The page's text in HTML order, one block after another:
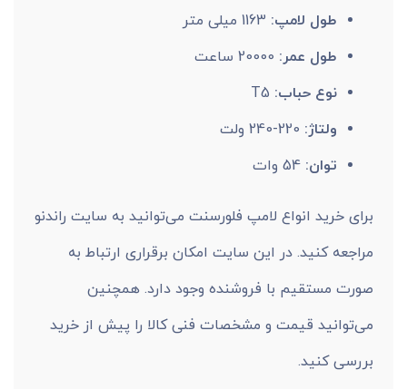
طول لامپ:
طول عمر:
نوع حباب:
ولتاژ:
توان: 54 وات
برای خرید انواع لامپ فلورسنت می‌توانید به سایت راندنو
مراجعه کنید. در این سایت امکان برقراری ارتباط به
صورت مستقیم با فروشنده وجود دارد. همچنین
می‌توانید قیمت و مشخصات فنی کالا را پیش از خرید
بررسی کنید.